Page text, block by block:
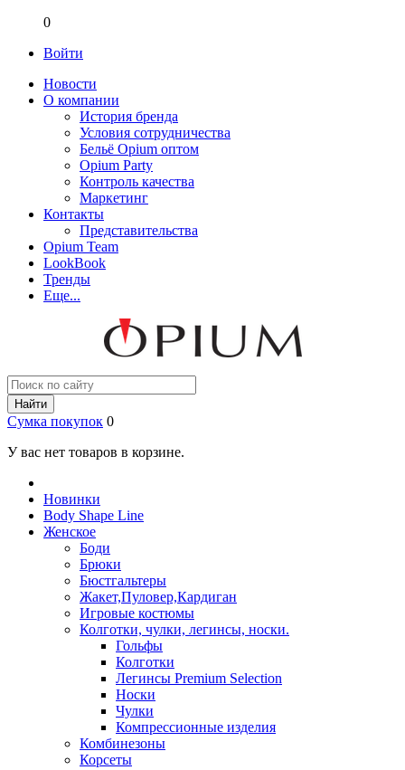
0
Войти
Новости
О компании
История бренда
Условия сотрудничества
Бельё Opium оптом
Opium Party
Контроль качества
Маркетинг
Контакты
Представительства
Opium Team
LookBook
Тренды
Еще...
Найти
Сумка покупок 0
У вас нет товаров в корзине.
Новинки
Body Shape Line
Женское
Боди
Брюки
Бюстгальтеры
Жакет,Пуловер,Кардиган
Игровые костюмы
Колготки, чулки, легинсы, носки.
Гольфы
Колготки
Легинсы Premium Selection
Носки
Чулки
Компрессионные изделия
Комбинезоны
Корсеты